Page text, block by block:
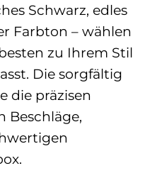
Schwarz, edles
Farbton – wählen
zu Ihrem Stil
Die sorgfältig
die präzisen
Beschläge,